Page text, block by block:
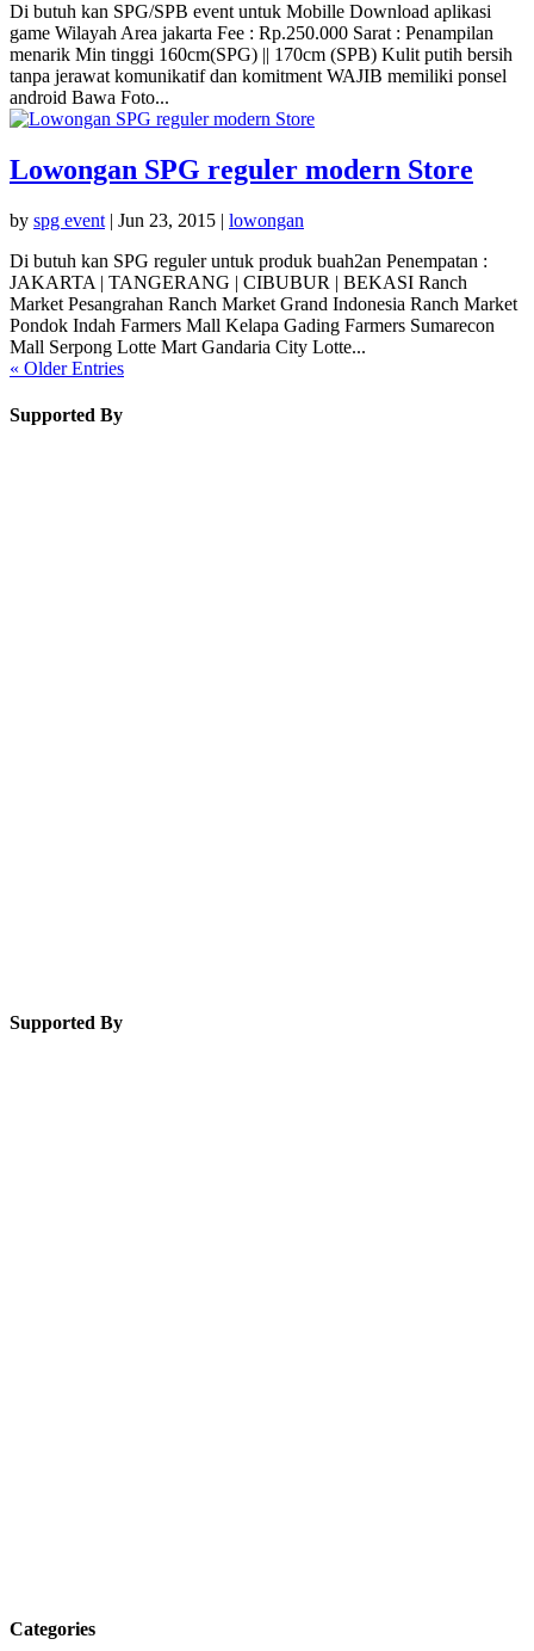
Di butuh kan SPG/SPB event untuk Mobille Download aplikasi
game Wilayah Area jakarta Fee : Rp.250.000 Sarat : Penampilan
menarik Min tinggi 160cm(SPG) || 170cm (SPB) Kulit putih bersih
tanpa jerawat komunikatif dan komitment WAJIB memiliki ponsel
android Bawa Foto...
Lowongan SPG reguler modern Store
by spg event | Jun 23, 2015 | lowongan
Di butuh kan SPG reguler untuk produk buah2an Penempatan :
JAKARTA | TANGERANG | CIBUBUR | BEKASI Ranch
Market Pesangrahan Ranch Market Grand Indonesia Ranch Market
Pondok Indah Farmers Mall Kelapa Gading Farmers Sumarecon
Mall Serpong Lotte Mart Gandaria City Lotte...
« Older Entries
Supported By
Supported By
Categories